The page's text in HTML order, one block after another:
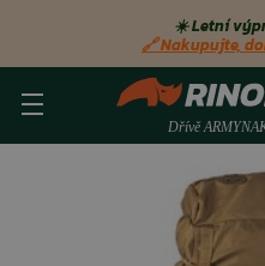
☀️ Letní
🔗 Nakupujte,